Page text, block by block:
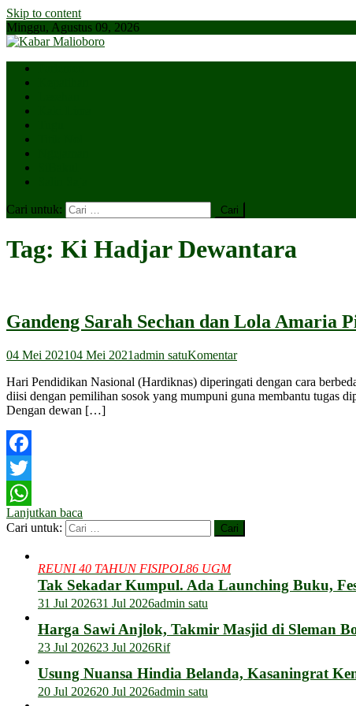
Skip to content
Minggu, Agustus 09, 2026
Cari untuk:
Tag: Ki Hadjar Dewantara
Gandeng Sarah Sechan dan Lola
04 Mei 202104 Mei 2021admin satuKomentar
Hari Pendidikan Nasional (Hardiknas) diperingati dengan cara
diisi dengan pemilihan sosok yang mumpuni guna membantu tugas
Dengan dewan […]
Facebook
Twitter
WhatsApp
Lanjutkan baca
Cari untuk:
REUNI 40 TAHUN FISIPOL86 UGM
Tak Sekadar Kumpul. Ada Launching Buku,
31 Jul 202631 Jul 2026admin satu
Harga Sawi Anjlok, Takmir Masjid di Sleman
23 Jul 202623 Jul 2026Rif
Usung Nuansa Hindia Belanda, Kasaningrat
20 Jul 202620 Jul 2026admin satu